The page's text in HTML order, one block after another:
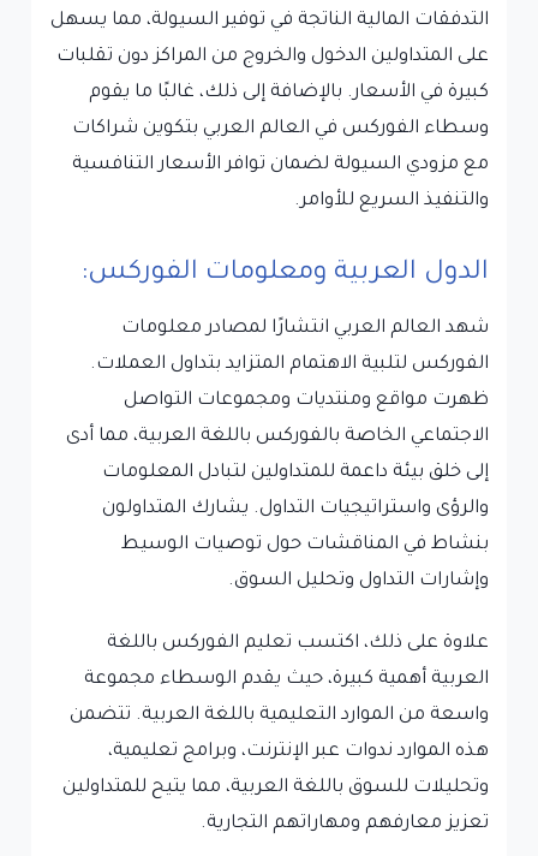
التدفقات المالية الناتجة في توفير السيولة، مما يسهل
على المتداولين الدخول والخروج من المراكز دون تقلبات
كبيرة في الأسعار. بالإضافة إلى ذلك، غالبًا ما يقوم
وسطاء الفوركس في العالم العربي بتكوين شراكات
مع مزودي السيولة لضمان توافر الأسعار التنافسية
والتنفيذ السريع للأوامر.
الدول العربية ومعلومات الفوركس:
شهد العالم العربي انتشارًا لمصادر معلومات
الفوركس لتلبية الاهتمام المتزايد بتداول العملات.
ظهرت مواقع ومنتديات ومجموعات التواصل
الاجتماعي الخاصة بالفوركس باللغة العربية، مما أدى
إلى خلق بيئة داعمة للمتداولين لتبادل المعلومات
والرؤى واستراتيجيات التداول. يشارك المتداولون
بنشاط في المناقشات حول توصيات الوسيط
وإشارات التداول وتحليل السوق.
علاوة على ذلك، اكتسب تعليم الفوركس باللغة
العربية أهمية كبيرة، حيث يقدم الوسطاء مجموعة
واسعة من الموارد التعليمية باللغة العربية. تتضمن
هذه الموارد ندوات عبر الإنترنت، وبرامج تعليمية،
وتحليلات للسوق باللغة العربية، مما يتيح للمتداولين
تعزيز معارفهم ومهاراتهم التجارية.